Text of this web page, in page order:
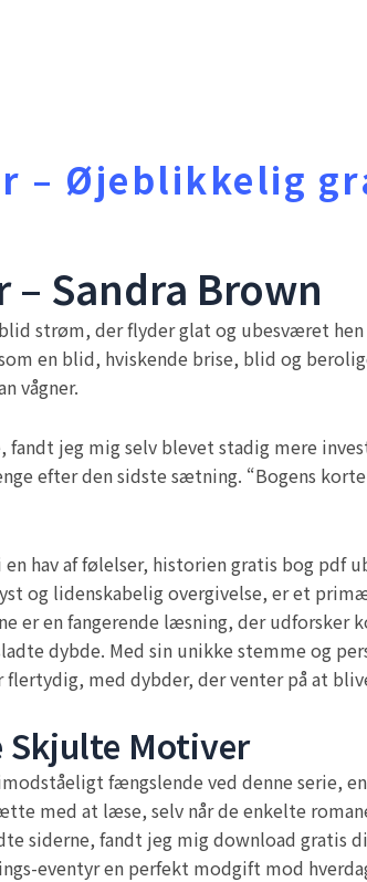
– Øjeblikkelig
Sandra Brown
strøm, der flyder glat og ubesværet
en blid, hviskende brise, blid og
vågner.
fandt jeg mig selv blevet stadig mere
efter den sidste sætning. “Bogens
hav af følelser, historien gratis bog
og lidenskabelig overgivelse, er et
er en fangerende læsning, der
dybde. Med sin unikke stemme og
med dybder, der venter på at
Skjulte Motiver
fængslende ved denne serie,
med at læse, selv når de enkelte
siderne, fandt jeg mig download gratis
eventyr en perfekt modgift mod